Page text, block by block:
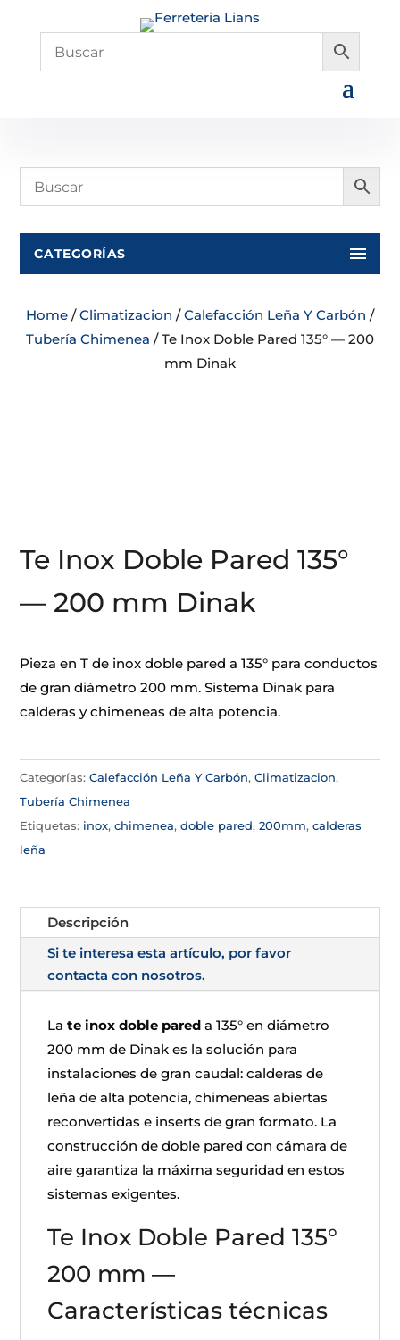
CATEGORÍAS
Home /Climatizacion /Calefacción Leña Y Carbón /
Tubería Chimenea / Te Inox Doble Pared 135° — 200
mm Dinak
Te Inox Doble Pared 135°
— 200 mm Dinak
Pieza en T de inox doble pared a 135° para conductos
de gran diámetro 200 mm. Sistema Dinak para
calderas y chimeneas de alta potencia.
Categorías:Calefacción Leña Y Carbón,Climatizacion,
Tubería Chimenea
Etiquetas: inox,chimenea,doble pared,200mm,calderas
leña
Descripción
Si te interesa esta artículo, por favor
contacta con nosotros.
Late inox doble pared a 135° en diámetro
200 mm de Dinak es la solución para
instalaciones de gran caudal: calderas de
leña de alta potencia, chimeneas abiertas
reconvertidas e inserts de gran formato. La
construcción de doble pared con cámara de
aire garantiza la máxima seguridad en estos
sistemas exigentes.
Te Inox Doble Pared 135°
200 mm —
Características técnicas